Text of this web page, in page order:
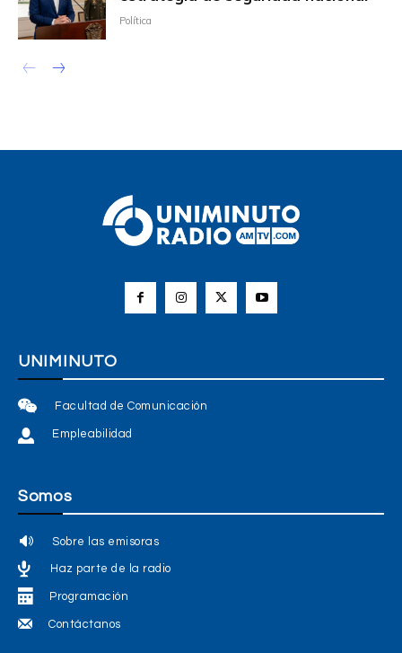
Política
UNIMINUTO
Facultad de Comunicación
Empleabilidad
Somos
Sobre las emisoras
Haz parte de la radio
Programación
Contáctanos